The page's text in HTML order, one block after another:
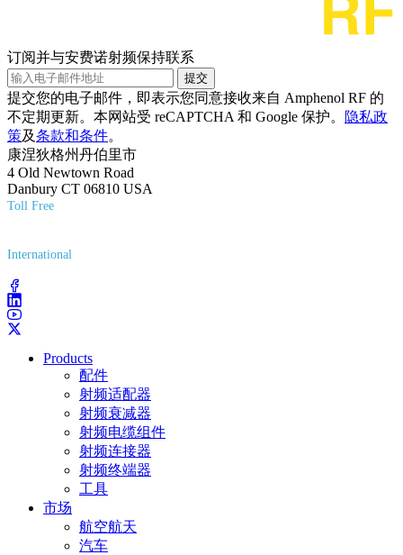
订阅并与安费诺射频保持联系
提交
提交您的电子邮件，即表示您同意接收来自 Amphenol RF 的
不定期更新。本网站受 reCAPTCHA 和 Google 保护。
隐私政
策及条款和条件。
康涅狄格州丹伯里市
4 Old Newtown Road
Danbury CT 06810 USA
Toll Free
International
Products
配件
射频适配器
射频衰减器
射频电缆组件
射频连接器
射频终端器
工具
市场
航空航天
汽车